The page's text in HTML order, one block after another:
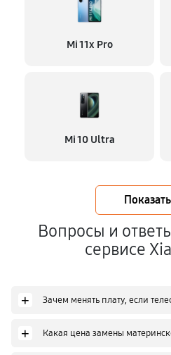
Mi 11x Pro
Mi 10 Ultra
Вопросы и
сервисе
+ Зачем менять плату, если
+ Какая цена замены